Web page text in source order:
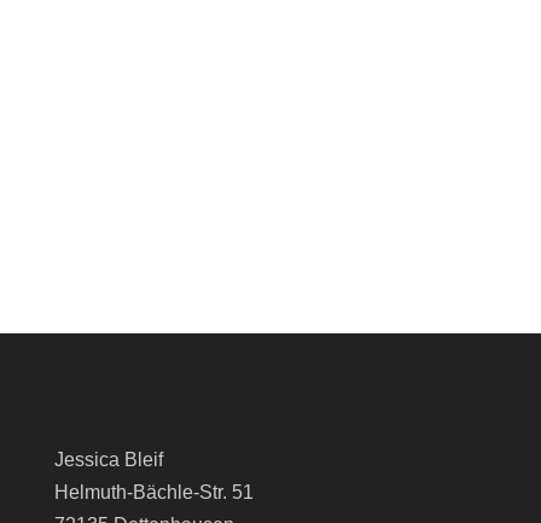
Jessica Bleif
Helmuth-Bächle-Str. 51